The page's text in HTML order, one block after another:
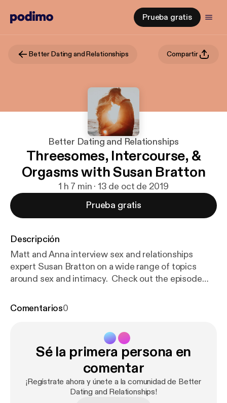
Prueba gratis
Better Dating and Relationships Compartir
Better Dating and Relationships
Threesomes, Intercourse, &
Orgasms with Susan Bratton
1 h 7 min · 13 de oct de 2019
Prueba gratis
Descripción
Matt and Anna interview sex and relationships
expert Susan Bratton on a wide range of topics
around sex and intimacy. Check out the episode
Comentarios0
Sé la primera persona en
comentar
¡Regístrate ahora y únete a la comunidad de Better
Dating and Relationships!